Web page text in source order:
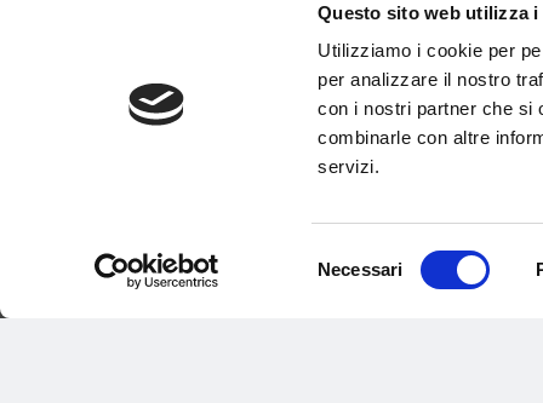
Questo sito web utilizza i
Utilizziamo i cookie per
per analizzare il nostro
con i nostri partner che si
combinarle con altre
servizi.
Necessari